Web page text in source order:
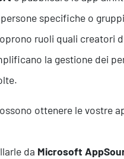
specifiche o
ruoli quali creatori
la gestione dei
ottenere le vostre
da Microsoft